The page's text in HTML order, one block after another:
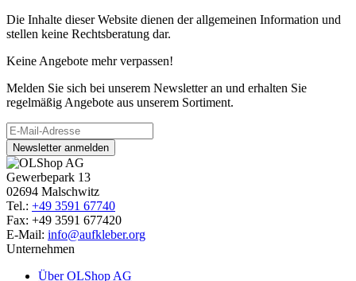
Die Inhalte dieser Website dienen der allgemeinen Information und
stellen keine Rechtsberatung dar.
Keine Angebote mehr verpassen!
Melden Sie sich bei unserem Newsletter an und erhalten Sie
regelmäßig Angebote aus unserem Sortiment.
Newsletter anmelden
Gewerbepark 13
02694 Malschwitz
Tel.: +49 3591 67740
Fax: +49 3591 677420
E-Mail: info@aufkleber.org
Unternehmen
Über OLShop AG